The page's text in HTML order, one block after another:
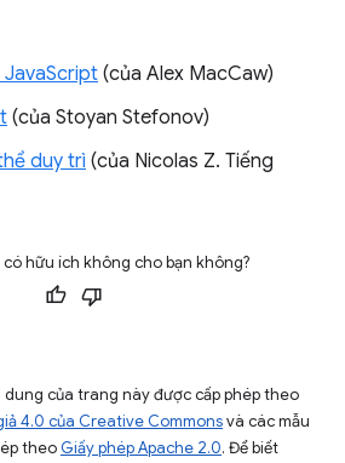
(của Alex MacCaw)
(của Stoyan Stefonov)
duy trì (của Nicolas Z. Tiếng
hữu ích không cho bạn không?
dung của trang này được cấp phép theo
4.0 của Creative Commonsvà các mẫu
theo Giấy phép Apache 2.0. Để biết